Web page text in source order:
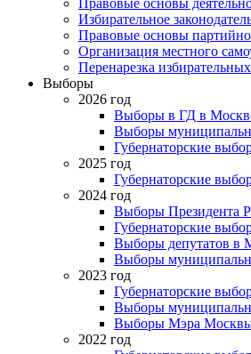
Правовые основы
Избирательное
Правовые основы
Организация местного
Перенарезка
Выборы
2026 год
Выборы в ГД в
Выборы
Губернаторские
2025 год
Губернаторские
2024 год
Выборы Президента
Губернаторские
Выборы депутатов в
Выборы
2023 год
Губернаторские
Выборы
Выборы Мэра
2022 год